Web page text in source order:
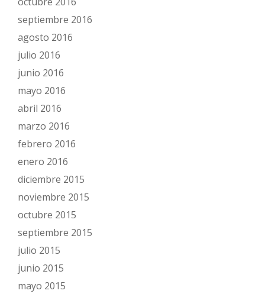
septiembre 2016
agosto 2016
julio 2016
junio 2016
mayo 2016
abril 2016
marzo 2016
febrero 2016
enero 2016
diciembre 2015
noviembre 2015
octubre 2015
septiembre 2015
julio 2015
junio 2015
mayo 2015